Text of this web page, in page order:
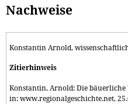
Nachweise
Konstantin Arnold,
Zitierhinweis
Konstantin, Arnold: Die
in: www.regionalgeschichte.net,